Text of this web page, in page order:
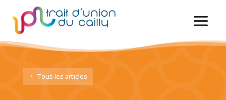
Tous les articles